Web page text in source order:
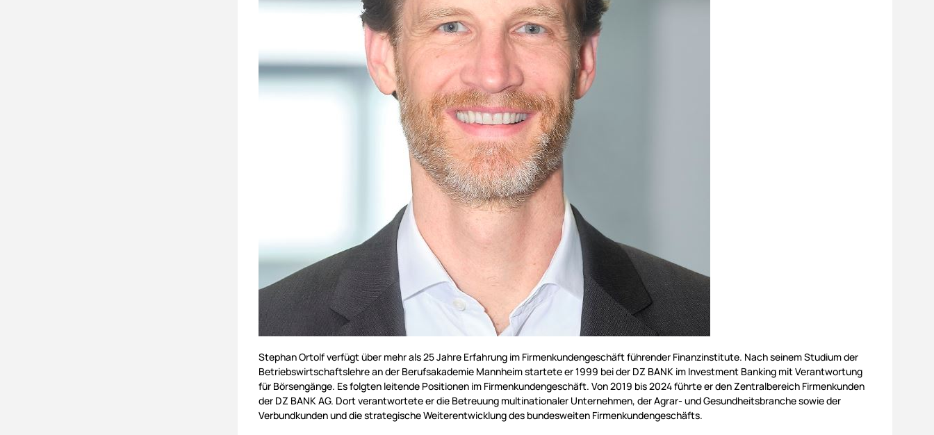
Stephan Ortolf verfügt über mehr als 25 Jahre Erfahrung im Firmenkundengeschäft führender Finanzinstitute. Nach seinem Studium der
Betriebswirtschaftslehre an der Berufsakademie Mannheim startete er 1999 bei der DZ BANK im Investment Banking mit Verantwortung
für Börsengänge. Es folgten leitende Positionen im Firmenkundengeschäft. Von 2019 bis 2024 führte er den Zentralbereich Firmenkunden
der DZ BANK AG. Dort verantwortete er die Betreuung multinationaler Unternehmen, der Agrar- und Gesundheitsbranche sowie der
Verbundkunden und die strategische Weiterentwicklung des bundesweiten Firmenkundengeschäfts.